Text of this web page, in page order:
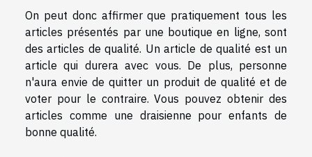
On peut donc affirmer que pratiquement tous les
articles présentés par une boutique en ligne, sont
des articles de qualité. Un article de qualité est un
article qui durera avec vous. De plus, personne
n'aura envie de quitter un produit de qualité et de
voter pour le contraire. Vous pouvez obtenir des
articles comme une draisienne pour enfants de
bonne qualité.